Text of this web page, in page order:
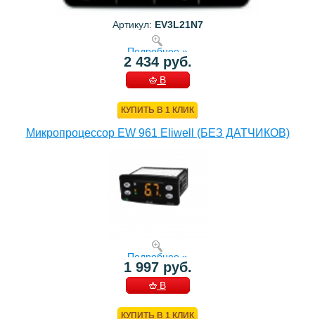
Артикул: EV3L21N7
Подробнее »
2 434 руб.
В
КУПИТЬ В 1 КЛИК
Микропроцессор EW 961 Eliwell (БЕЗ ДАТЧИКОВ)
Подробнее »
1 997 руб.
В
КУПИТЬ В 1 КЛИК